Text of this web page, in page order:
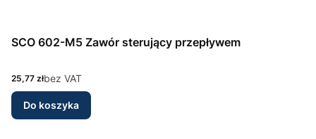
SCO 602-M5 Zawór sterujący przepływem
Cena
25,77 złbez VAT
Do koszyka